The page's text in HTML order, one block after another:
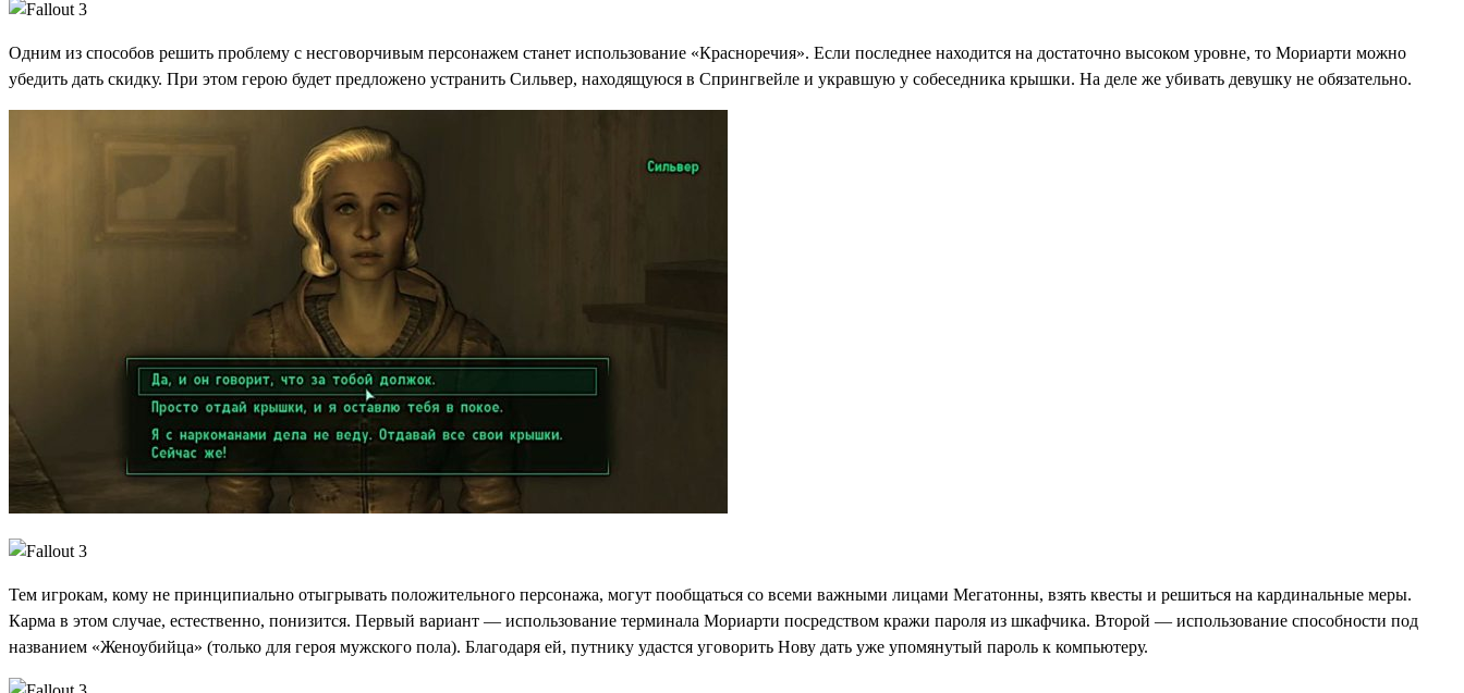
Одним из способов решить проблему с несговорчивым персонажем станет использование «Красноречия». Если последнее находится на достаточно высоком уровне, то Мориарти можно
убедить дать скидку. При этом герою будет предложено устранить Сильвер, находящуюся в Спрингвейле и укравшую у собеседника крышки. На деле же убивать девушку не обязательно.
Тем игрокам, кому не принципиально отыгрывать положительного персонажа, могут пообщаться со всеми важными лицами Мегатонны, взять квесты и решиться на кардинальные меры.
Карма в этом случае, естественно, понизится. Первый вариант — использование терминала Мориарти посредством кражи пароля из шкафчика. Второй — использование способности под
названием «Женоубийца» (только для героя мужского пола). Благодаря ей, путнику удастся уговорить Нову дать уже упомянутый пароль к компьютеру.